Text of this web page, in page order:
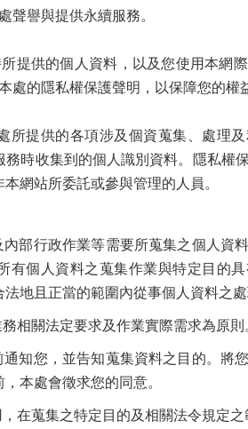
聲譽與提供永續服務。
提供的個人資料，以及您使用本網
處的隱私權保護聲明，以保障您的權
所提供的各項涉及個資蒐集、處理
時收集到的個人識別資料。隱私權
網站所委託或參與管理的人員。
部行政作業等需要所蒐集之個人資
有個人資料之蒐集作業與特定目的
地且正當的範圍內從事個人資料之處
相關法定要求及作業實際需求為原則
知您，並告知蒐集資料之目的。將
本處會徵求您的同意。
在蒐集之特定目的及相關法令規定之